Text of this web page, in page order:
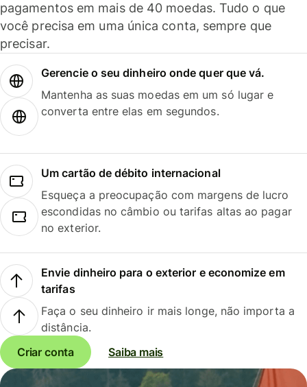
pagamentos em mais de 40 moedas. Tudo o que
você precisa em uma única conta, sempre que
precisar.
Gerencie o seu dinheiro onde quer que vá.
Mantenha as suas moedas em um só lugar e
converta entre elas em segundos.
Um cartão de débito internacional
Esqueça a preocupação com margens de lucro
escondidas no câmbio ou tarifas altas ao pagar
no exterior.
Envie dinheiro para o exterior e economize em
tarifas
Faça o seu dinheiro ir mais longe, não importa a
distância.
Criar conta
Saiba mais